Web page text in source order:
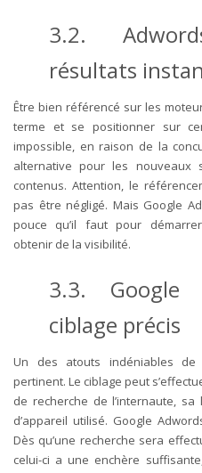
3.2.
résultats
Être bien référencé sur les
terme et se positionner sur
impossible, en raison de la
alternative pour les
contenus. Attention, le
pas être négligé. Mais Google
pouce qu’il faut pour
obtenir de la visibilité.
3.3.
ciblage précis
Un des atouts indéniables
pertinent. Le ciblage peut
de recherche de l’internaute,
d’appareil utilisé. Google
Dès qu’une recherche sera
celui-ci a une enchère